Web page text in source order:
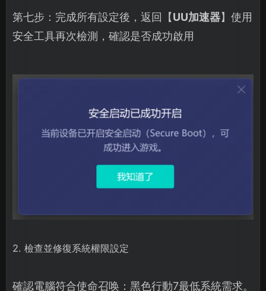
第七步：完成所有設定後，返回【UU加速器】使用
安全工具再次檢測，確認是否成功啟用
2. 檢查並修復系統權限設定
確認電腦符合使命召唤：黑色行動7最低系統需求。